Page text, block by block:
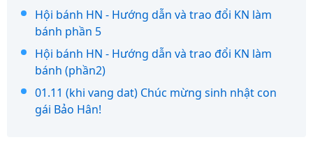
Hội bánh HN - Hướng dẫn và trao đổi KN làm
bánh phần 5
Hội bánh HN - Hướng dẫn và trao đổi KN làm
bánh (phần2)
01.11 (khi vang dat) Chúc mừng sinh nhật con
gái Bảo Hân!